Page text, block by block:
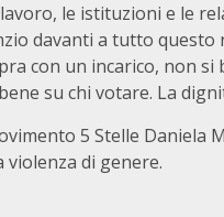
le istituzioni e le
davanti a tutto
con un incarico, non
su chi votare. La
5 Stelle Daniela
violenza di genere.